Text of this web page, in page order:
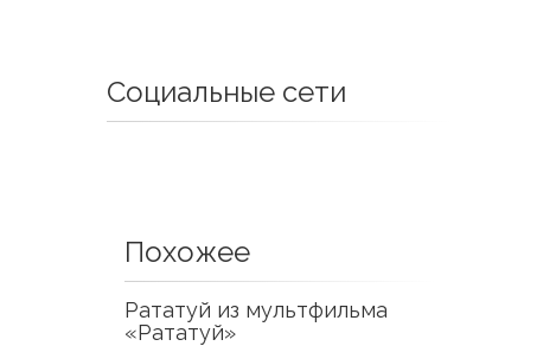
Социальные сети
Похожее
Рататуй из мультфильма
«Рататуй»